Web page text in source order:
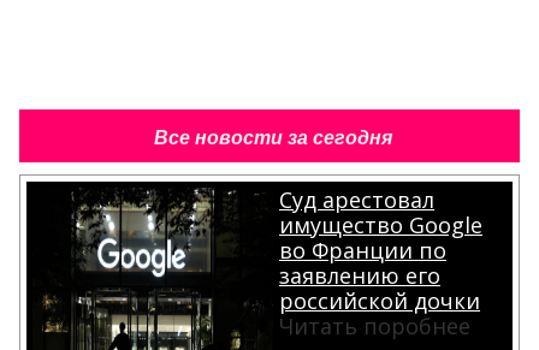
Все новости за сегодня
Суд арестовал
имущество Google
во Франции по
заявлению его
российской дочки
Читать поробнее